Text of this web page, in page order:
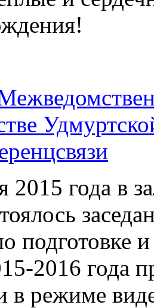
2015 года в
подготовке
2016 года
в режиме